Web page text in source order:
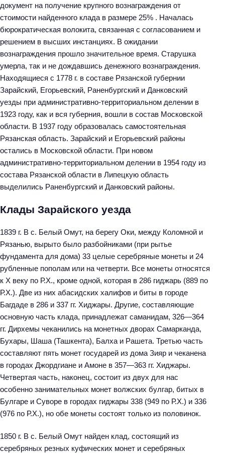
документ на получение крупного вознаграждения от
стоимости найденного клада в размере 25% . Началась
бюрократическая волокита, связанная с согласованием и
решением в высших инстанциях. В ожидании
вознаграждения прошло значительное время. Старушка
умерла, так и не дождавшись денежного вознаграждения.
Находящиеся с 1778 г. в составе Рязанской губернии
Зарайский, Егорьевский, Раненбургский и Данковский
уезды при административно-территориальном делении в
1923 году, как и вся губерния, вошли в состав Московской
области. В 1937 году образовалась самостоятельная
Рязанская область. Зарайский и Егорьевский районы
остались в Московской области. При новом
административно-территориальном делении в 1954 году из
состава Рязанской области в Липецкую область
выделились Раненбургский и Данковский районы.
Клады Зарайского уезда
1839 г. В с. Белый Омут, на берегу Оки, между Коломной и
Рязанью, вырыто было разбойниками (при рытье
фундамента для дома) 33 целые серебряные монеты и 24
рубленные пополам или на четверти. Все монеты относятся
к X веку по Р.Х., кроме одной, которая в 286 гиджарь (889 по
Р.Х.). Две из них абасидских халифов и биты в городе
Багдаде в 286 и 337 гг. Хиджары. Другие, составляющие
основную часть клада, принадлежат саманидам, 326—364
гг. Дирхемы чеканились на монетных дворах Самарканда,
Бухары, Шаша (Ташкента), Балха и Рашета. Третью часть
составляют пять монет государей из дома Зияр и чеканена
в городах Джордгиане и Амоне в 357—363 гг. Хиджары.
Четвертая часть, наконец, состоит из двух для нас
особенно занимательных монет волжских булгар, битых в
Булгаре и Суворе в городах гиджары 338 (949 по Р.Х.) и 336
(976 по Р.Х.), но обе монеты состоят только из половинок.
1850 г. В с. Белый Омут найден клад, состоящий из
серебряных резных куфических монет и серебряных
Н
а
й
т
и
: